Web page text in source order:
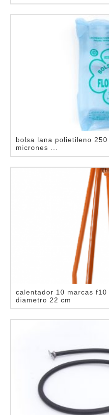
bolsa lana polietileno 250
micrones ...
calentador 10 marcas f10
diametro 22 cm